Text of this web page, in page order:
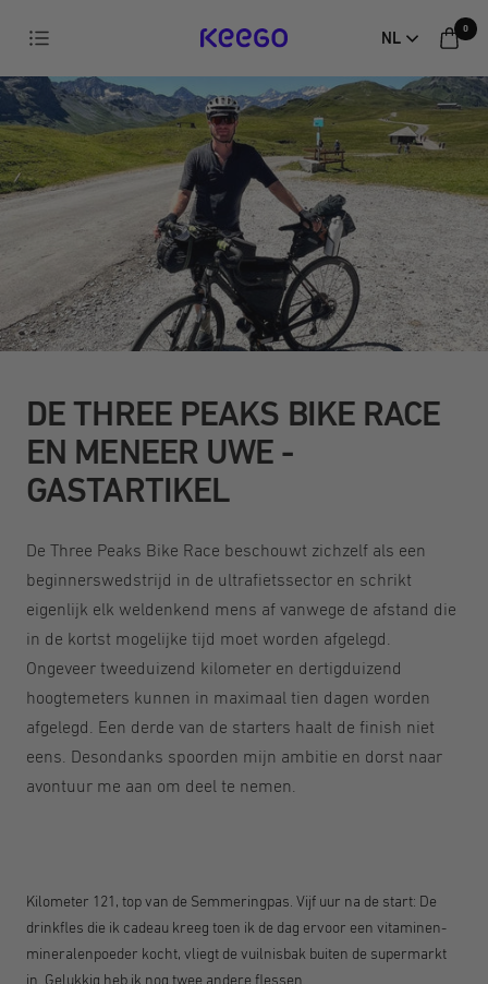
inhoud
Navigatie KEEGO NL
0
DE THREE PEAKS BIKE RACE
EN MENEER UWE -
GASTARTIKEL
De Three Peaks Bike Race beschouwt zichzelf als een
beginnerswedstrijd in de ultrafietssector en schrikt
eigenlijk elk weldenkend mens af vanwege de afstand die
in de kortst mogelijke tijd moet worden afgelegd.
Ongeveer tweeduizend kilometer en dertigduizend
hoogtemeters kunnen in maximaal tien dagen worden
afgelegd. Een derde van de starters haalt de finish niet
eens. Desondanks spoorden mijn ambitie en dorst naar
avontuur me aan om deel te nemen.
Kilometer 121, top van de Semmeringpas. Vijf uur na de start: De
drinkfles die ik cadeau kreeg toen ik de dag ervoor een vitaminen-
mineralenpoeder kocht, vliegt de vuilnisbak buiten de supermarkt
in. Gelukkig heb ik nog twee andere flessen.